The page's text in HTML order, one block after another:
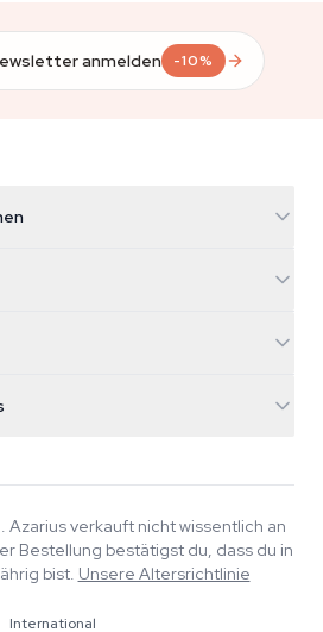
anmelden -10%
Azarius verkauft nicht wissentlich an
Bestellung bestätigst du, dass du in
bist. Unsere Altersrichtlinie
International